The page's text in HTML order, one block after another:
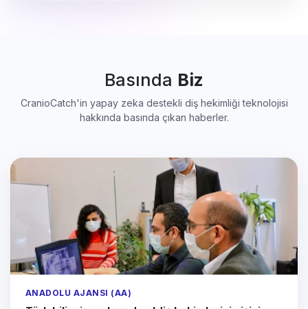
Basında Biz
CranioCatch'in yapay zeka destekli diş hekimliği teknolojisi
hakkında basında çıkan haberler.
ANADOLU AJANSI (AA)